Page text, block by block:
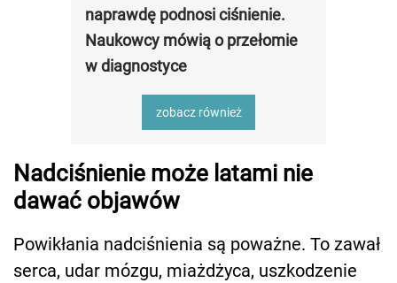
naprawdę podnosi ciśnienie.
Naukowcy mówią o przełomie
w diagnostyce
zobacz również
Nadciśnienie może latami nie
dawać objawów
Powikłania nadciśnienia są poważne. To zawał
serca, udar mózgu, miażdżyca, uszkodzenie